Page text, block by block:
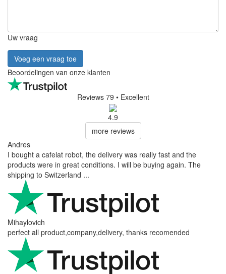
Uw vraag
Voeg een vraag toe
Beoordelingen van onze klanten
Reviews 79 • Excellent
4.9
more reviews
Andres
I bought a cafelat robot, the delivery was really fast and the
products were in great conditions. I will be buying again. The
shipping to Switzerland ...
Mihaylovich
perfect all product,company,delivery, thanks recomended